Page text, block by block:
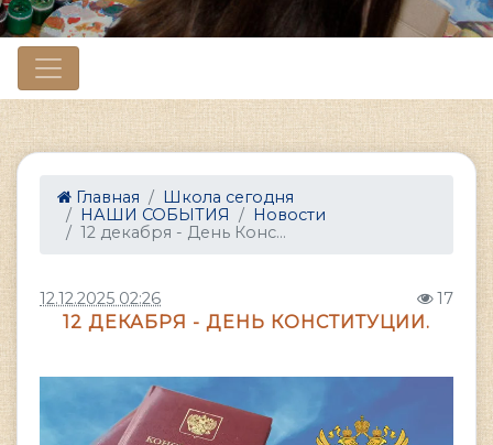
Главная
Школа сегодня
НАШИ СОБЫТИЯ
Новости
12 декабря - День Конс...
12.12.2025 02:26 17
12 ДЕКАБРЯ - ДЕНЬ КОНСТИТУЦИИ.